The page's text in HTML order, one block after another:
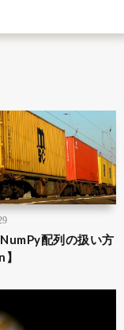
配列の扱い方